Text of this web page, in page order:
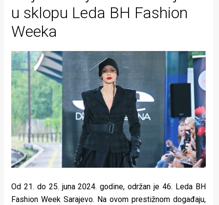
Kolumne
Kultura
Lifestyle
Beauty
Fashion
Zdravlje
Za
stolom
u sklopu Leda BH Fashion
Weeka
Od 21. do 25. juna 2024. godine, održan je 46. Leda BH
Fashion Week Sarajevo. Na ovom prestižnom događaju,